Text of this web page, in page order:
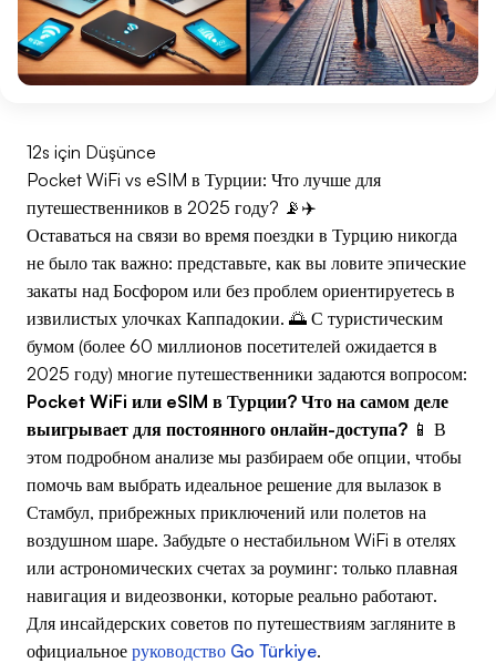
12s için Düşünce
Pocket WiFi vs eSIM в Турции: Что лучше для
путешественников в 2025 году? 📡✈️
Оставаться на связи во время поездки в Турцию никогда
не было так важно: представьте, как вы ловите эпические
закаты над Босфором или без проблем ориентируетесь в
извилистых улочках Каппадокии. 🌅 С туристическим
бумом (более 60 миллионов посетителей ожидается в
2025 году) многие путешественники задаются вопросом:
Pocket WiFi или eSIM в Турции? Что на самом деле
выигрывает для постоянного онлайн-доступа? 📱 В
этом подробном анализе мы разбираем обе опции, чтобы
помочь вам выбрать идеальное решение для вылазок в
Стамбул, прибрежных приключений или полетов на
воздушном шаре. Забудьте о нестабильном WiFi в отелях
или астрономических счетах за роуминг: только плавная
навигация и видеозвонки, которые реально работают.
Для инсайдерских советов по путешествиям загляните в
официальное руководство Go Türkiye.